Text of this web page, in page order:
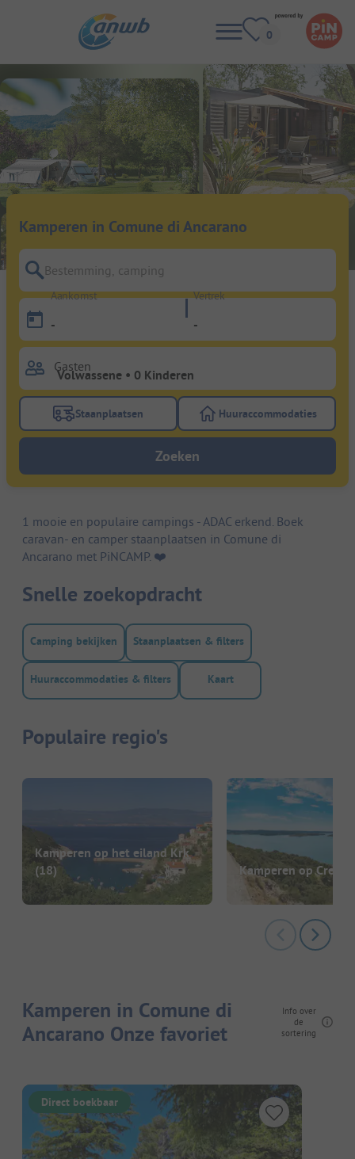
Kamperen in Comune di Ancarano
Bestemming, camping
Aankomst
-
Vertrek
-
Gasten
Gebruik de filterknop staanplaatsen om te zoeken
Staanplaatsen Gebruik de
Huuraccommodaties
Zoeken
1 mooie en populaire campings - ADAC erkend. Boek
caravan- en camper staanplaatsen in Comune di
Ancarano met PiNCAMP. ❤️️
Snelle zoekopdracht
Camping bekijken Staanplaatsen & filters
Huuraccommodaties & filters Kaart
Populaire regio's
Kamperen op het eiland Krk
(18)
Kamperen op Cres
Kamperen in Comune di
Ancarano Onze favoriet
Info over
de
sortering
Direct boekbaar